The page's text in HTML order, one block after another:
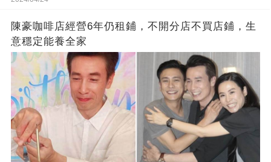
陳豪咖啡店經營6年仍租鋪，不開分店不買店鋪，生
意穩定能養全家